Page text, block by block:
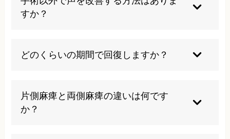
喫煙も症状を悪化させる可能性があります。
すか？
肢があります。症状の程度により適切な治療法を
選択することで改善が期待できます。
どのくらいの期間で回復しますか？
半年程度で改善の判断をします。治療開始後は数
週間から数ヶ月で効果を実感できることが多いで
す。
片側麻痺と両側麻痺の違いは何です
か？